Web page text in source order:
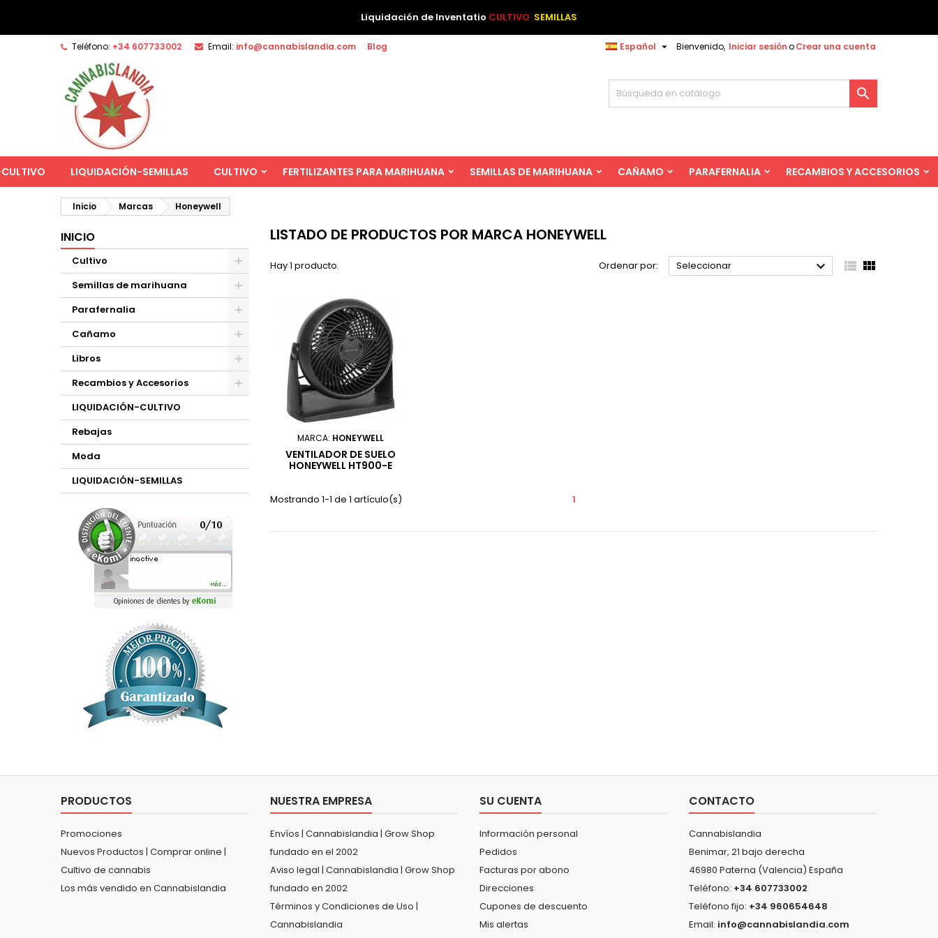
Liquidación de Inventatio CULTIVO SEMILLAS
Blog
Teléfono: +34 607733002 Email: info@cannabislandia.com Bienvenido, Iniciar sesiónoCrear una cuenta
Español 

LIQUIDACIÓN-SEMILLAS CULTIVO FERTILIZANTES PARA MARIHUANA SEMILLAS DE MARIHUANA CAÑAMO PARAFERNALIA RECAMBIOS Y ACCESORIOS
Inicio Marcas Honeywell
INICIO
Cultivo
Semillas de marihuana
Parafernalia
Cañamo
Libros
Recambios y Accesorios
LIQUIDACIÓN-CULTIVO
Rebajas
Moda
LIQUIDACIÓN-SEMILLAS
LISTADO DE PRODUCTOS POR MARCA HONEYWELL
Hay 1 producto. Ordenar por: Seleccionar   
MARCA: HONEYWELL
VENTILADOR DE SUELO
HONEYWELL HT900-E
Mostrando 1-1 de 1 artículo(s) 1
PRODUCTOS
Promociones
Nuevos Productos | Comprar online |
Cultivo de cannabis
Los más vendido en Cannabislandia
NUESTRA EMPRESA
Envíos | Cannabislandia | Grow Shop
fundado en el 2002
Aviso legal | Cannabislandia | Grow Shop
fundado en 2002
Términos y Condiciones de Uso |
Cannabislandia
SU CUENTA
Información personal
Pedidos
Facturas por abono
Direcciones
Cupones de descuento
Mis alertas
CONTACTO
Cannabislandia
Benimar, 21 bajo derecha
46980 Paterna (Valencia) España
Teléfono: +34 607733002
Teléfono fijo: +34 960654648
Email: info@cannabislandia.com